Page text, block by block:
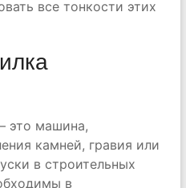
все тонкости этих
это машина,
камней, гравия или
в строительных
в